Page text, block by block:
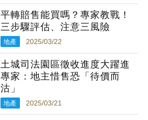
平轉賠售能買嗎？專家教戰！
三步驟評估、注意三風險
地產 2025/03/22
土城司法園區徵收進度大躍進
專家：地主惜售恐「待價而
沽」
地產 2025/03/21